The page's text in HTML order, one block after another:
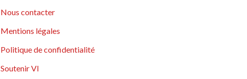
Nous contacter
Mentions légales
Politique de confidentialité
Soutenir VI